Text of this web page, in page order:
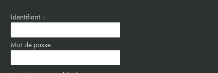
Identifiant :
Mot de passe :